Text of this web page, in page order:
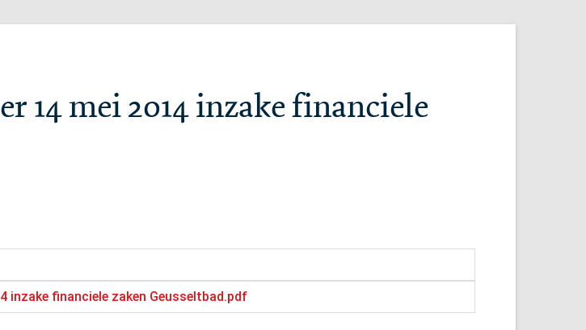
14 mei 2014 inzake financiele
inzake financiele zaken Geusseltbad.pdf